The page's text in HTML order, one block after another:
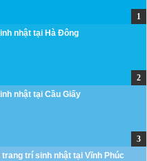
nhật tại Hà Đông
nhật tại Cầu Giấy
trí sinh nhật tại Vĩnh Phúc